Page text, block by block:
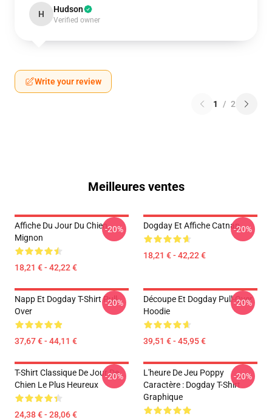
H Hudson
Verified owner
Write your review
1 / 2
Meilleures ventes
Affiche Du Jour Du Chien
Mignon
18,21 € - 42,22 €
-20% Dogday Et Affiche Catnap
18,21 € - 42,22 €
-20%
Napp Et Dogday T-Shirt Pull-
Over
37,67 € - 44,11 €
-20%
Découpe Et Dogday Pull-Over
Hoodie
39,51 € - 45,95 €
-20%
T-Shirt Classique De Jour De
Chien Le Plus Heureux
24,38 € - 28,06 €
-20%
L'heure De Jeu Poppy
Caractère : Dogday T-Shirt
Graphique
-20%